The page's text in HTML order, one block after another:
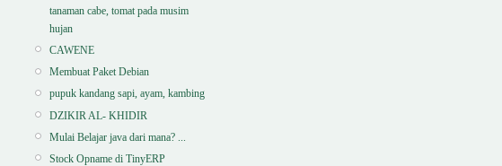
tanaman cabe, tomat pada musim
hujan
CAWENE
Membuat Paket Debian
pupuk kandang sapi, ayam, kambing
DZIKIR AL- KHIDIR
Mulai Belajar java dari mana? ...
Stock Opname di TinyERP